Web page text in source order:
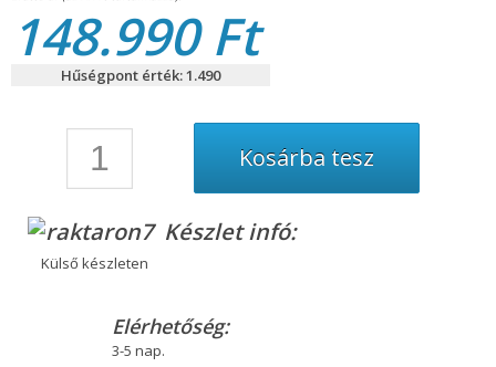
148.990 Ft
Hűségpont érték: 1.490
Készlet infó:
Külső készleten
Elérhetőség:
3-5 nap.